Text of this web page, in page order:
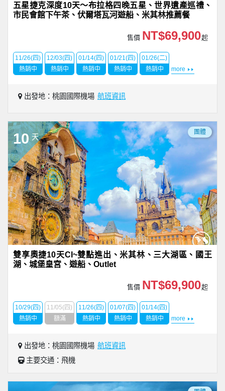
五星捷克深度10天～布拉格四晚五星、世界遺產巡禮、
市民會館下午茶、伏爾塔瓦河遊船、米其林推薦餐
售價 NT$69,900起
11/26(四)
熱銷中
12/03(四)
熱銷中
01/14(四)
熱銷中
01/21(四)
熱銷中
01/26(二)
熱銷中
more
出發地：桃園國際機場 航班資訊
10 天
團體
雙享奧捷10天CI~雙點進出、米其林、三大湖區、國王
湖、城堡皇宮、遊船、Outlet
售價 NT$69,900起
10/29(四)
熱銷中
11/05(四)
額滿
11/26(四)
熱銷中
01/07(四)
熱銷中
01/14(四)
熱銷中
more
出發地：桃園國際機場 航班資訊
主要交通：飛機